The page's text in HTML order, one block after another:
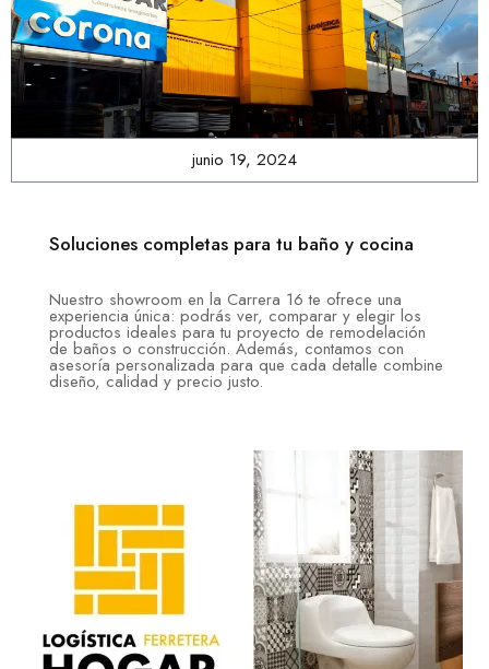
junio 19, 2024
Soluciones completas para tu baño y cocina
Nuestro showroom en la Carrera 16 te ofrece una
experiencia única: podrás ver, comparar y elegir los
productos ideales para tu proyecto de remodelación
de baños o construcción. Además, contamos con
asesoría personalizada para que cada detalle combine
diseño, calidad y precio justo.